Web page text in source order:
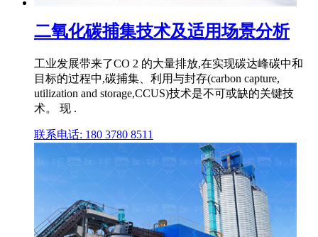
二氧化碳捕集技术及适用场景分析
工业发展带来了CO 2 的大量排放,在实现碳达峰碳中和
目标的过程中,碳捕集、利用与封存(carbon capture,
utilization and storage,CCUS)技术是不可或缺的关键技
术。 现 .
联系电话: 180 3780 8511